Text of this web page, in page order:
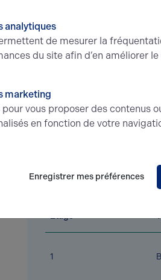
Conditions financières
Dépôt de garantie
HT/HC
Étage
1
analytiques
de mesurer la
du site afin d’en améliorer le
marketing
pour vous proposer des contenus
en fonction de votre
Enregistrer mes préférences